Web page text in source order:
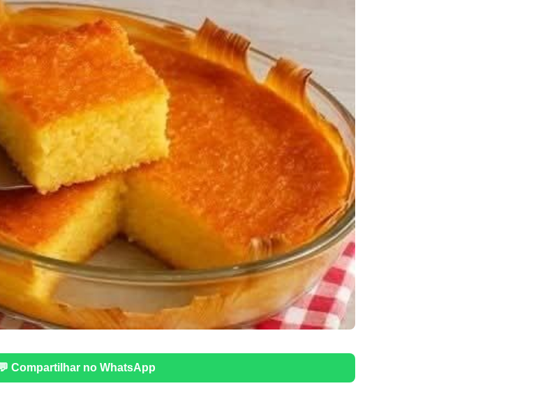
Compartilhar no WhatsApp